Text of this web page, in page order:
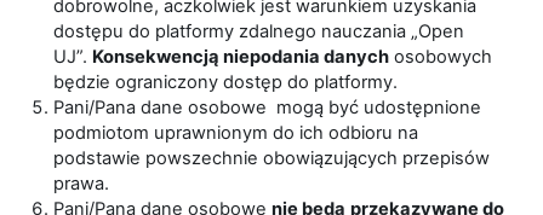
dobrowolne, aczkolwiek jest warunkiem uzyskania
dostępu do platformy zdalnego nauczania „Open
UJ”. Konsekwencją niepodania danych osobowych
będzie ograniczony dostęp do platformy.
Pani/Pana dane osobowe mogą być udostępnione
podmiotom uprawnionym do ich odbioru na
podstawie powszechnie obowiązujących przepisów
prawa.
Pani/Pana dane osobowenie będą przekazywane do